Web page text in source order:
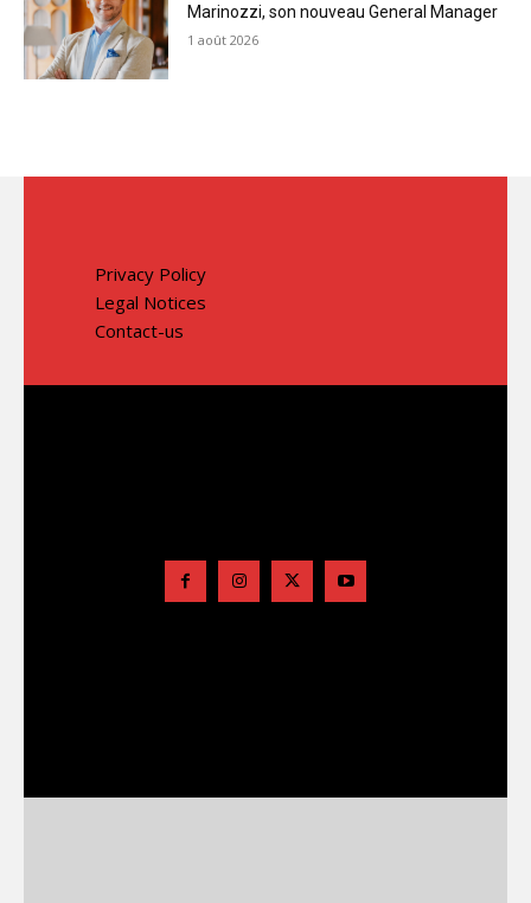
Marinozzi, son nouveau General Manager
1 août 2026
Privacy Policy
Legal Notices
Contact-us